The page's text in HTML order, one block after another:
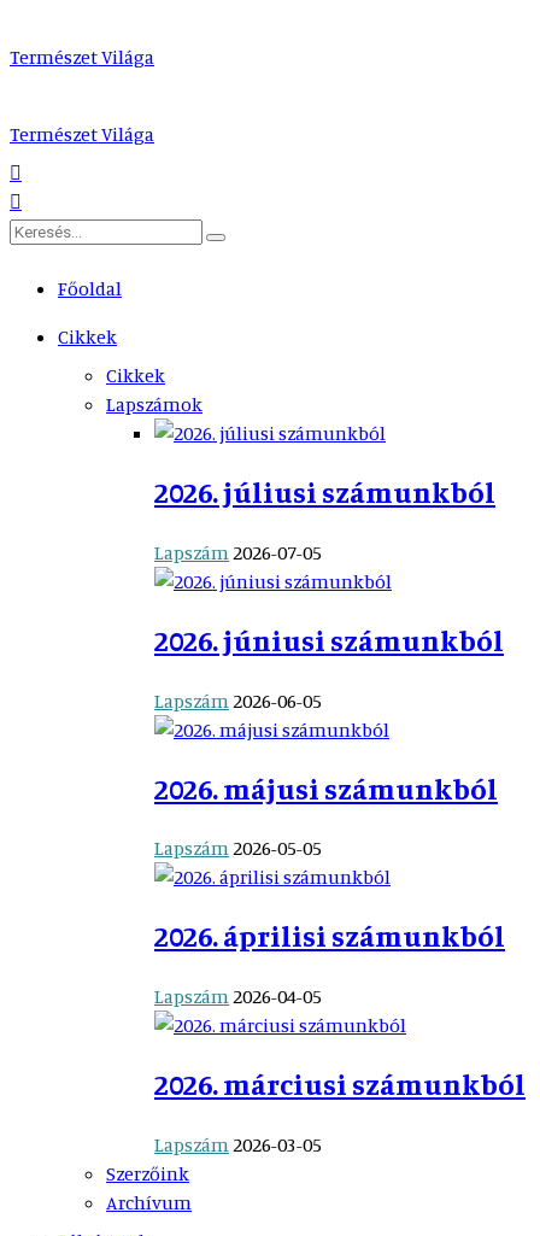
Természet Világa
Természet Világa
Főoldal
Cikkek
Cikkek
Lapszámok
2026. júliusi számunkból
Lapszám 2026-07-05
2026. júniusi számunkból
Lapszám 2026-06-05
2026. májusi számunkból
Lapszám2026-05-05
2026. áprilisi számunkból
Lapszám2026-04-05
2026. márciusi számunkból
Lapszám2026-03-05
Szerzőink
Archívum